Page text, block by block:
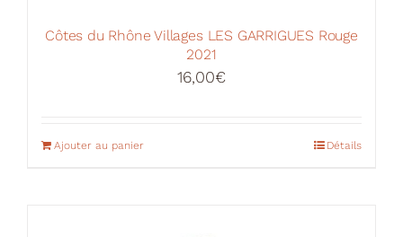
Côtes du Rhône Villages LES GARRIGUES Rouge
2021
16,00€
Ajouter au panier Détails